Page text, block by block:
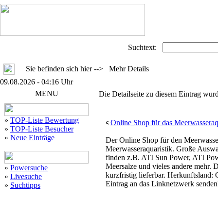
Suchtext:
Sie befinden sich hier --> Mehr Details
09.08.2026 - 04:16 Uhr
MENU
» TOP-Liste Bewertung
» TOP-Liste Besucher
» Neue Einträge
» Powersuche
» Livesuche
» Suchtipps
Die Detailseite zu diesem Eintrag
Online Shop für das
Der Online Shop für den
Meerwasseraquaristik. Große
finden z.B. ATI Sun Power, ATI
Meersalze und vieles andere mehr.
kurzfristig lieferbar.
Eintrag an das Linknetzwerk